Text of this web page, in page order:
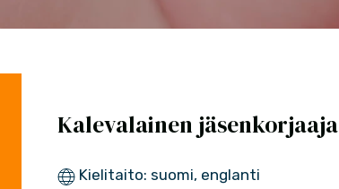
Kalevalainen jäsenkorjaaja
Kielitaito: suomi, englanti